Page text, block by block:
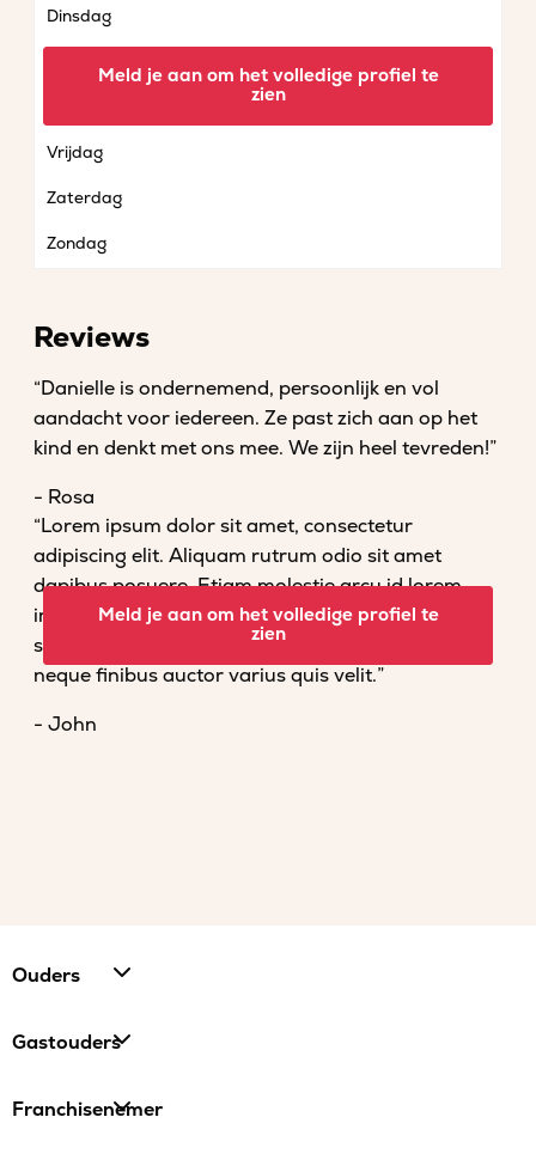
Dinsdag
Vrijdag
Zaterdag
Zondag
Meld je aan om het volledige profiel te
zien
Reviews
“Danielle is ondernemend, persoonlijk en vol
aandacht voor iedereen. Ze past zich aan op het
kind en denkt met ons mee. We zijn heel tevreden!”
- Rosa
“Lorem ipsum dolor sit amet, consectetur
adipiscing elit. Aliquam rutrum odio sit amet
dapibus posuere. Etiam molestie arcu id lorem
imperdiet convallis. Fusce venenatis nisl nec dolor
scelerisque tempor. Vestibulum et magna vel
neque finibus auctor varius quis velit.”
- John
Meld je aan om het volledige profiel te
zien
Ouders
Gastouders
Franchisenemer